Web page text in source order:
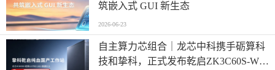
筑嵌入式 GUI 新生态
2026-06-23
自主算力芯组合｜龙芯中科携手砺算科
技和挚科，正式发布乾启ZK3C60S-W全